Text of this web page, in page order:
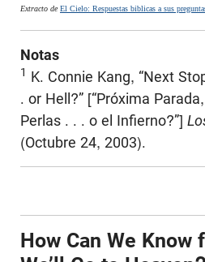
Extracto de El Cielo: Respuestas biblicas a sus
Notas
1 K. Connie Kang, “Next
. or Hell?” [“Próxima
Perlas . . . o el Infierno?”]
(Octubre 24, 2003).
How Can We Know